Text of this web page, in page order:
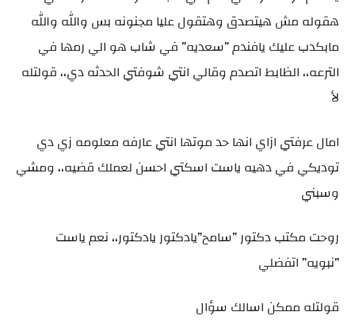
هقوله مش هيتصدق وهتقول عليا مجنونه بس والله والله
مابكدب عليك يافندم ”سعديه” في شاب هو الي رمها في
الترعه،، الظابط اتصدم وقالي انتي شوفتي الحدثه دي،، قولتله
لأ
امال عرفتي ازاي انها حد موتها انتي عارفه معلومه زي دي
توديكي في دهيه ياست اسكتي احسن لعملك قضيه،، ومشي
وسبني
روحت مكتب دكتور ”سامح”يادكتور يادكتور،، نعم ياست
”نبويه” اتفضلي
قولتله ممكن اسالك سؤال